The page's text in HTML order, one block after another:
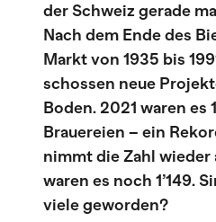
der Schweiz gerade
Nach dem Ende des
Markt von 1935 bis
schossen neue
Boden. 2021 waren es
Brauereien – ein
nimmt die Zahl wieder
waren es noch 1’149.
viele geworden?